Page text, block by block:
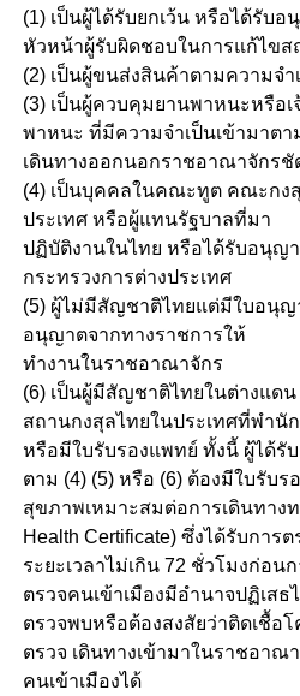
(1) เป็นผู้ได้รับยกเว้น หรือได้รับ
หัวหน้าผู้รับผิดชอบในการแก้ไข
(2) เป็นผู้ขนส่งสินค้าตามความจำ
(3) เป็นผู้ควบคุมยานพาหนะหรือ
พาหนะ ที่มีความจำเป็นเข้ามาต
เดินทางออกนอกราชอาณาจักรชั
(4) เป็นบุคคลในคณะทูต คณะกง
ประเทศ หรือผู้แทนรัฐบาลที่มา
ปฏิบัติงานในไทย หรือได้รับอนุญ
กระทรวงการต่างประเทศ
(5) ผู้ไม่มีสัญชาติไทยแต่มีใบอนุญ
อนุญาตจากทางราชการให้
ทำงานในราชอาณาจักร
(6) เป็นผู้มีสัญชาติไทยในต่างแด
สถานกงสุลไทยในประเทศที่พำนั
หรือมีใบรับรองแพทย์ ทั้งนี้ ผู้ได้รั
ตาม (4) (5) หรือ (6) ต้องมีใบรับ
สุขภาพเหมาะสมต่อการเดินทาง
Health Certificate) ซึ่งได้รับการ
ระยะเวลาไม่เกิน 72 ชั่วโมงก่อน
ตรวจคนเข้าเมืองมีอำนาจปฏิเส
ตรวจพบหรือต้องสงสัยว่าติดเชื้อ
ตรวจ เดินทางเข้ามาในราชอาณ
คนเข้าเมืองได้